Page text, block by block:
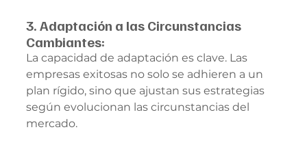
3. Adaptación a las Circunstancias
Cambiantes:
La capacidad de adaptación es clave. Las
empresas exitosas no solo se adhieren a un
plan rígido, sino que ajustan sus estrategias
según evolucionan las circunstancias del
mercado.